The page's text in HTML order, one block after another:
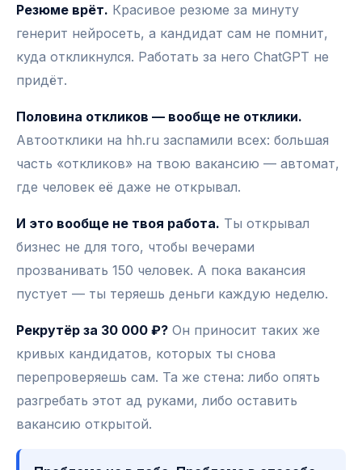
Резюме врёт. Красивое резюме за минуту
генерит нейросеть, а кандидат сам не помнит,
куда откликнулся. Работать за него ChatGPT не
придёт.
Половина откликов — вообще не отклики.
Автоотклики на hh.ru заспамили всех: большая
часть «откликов» на твою вакансию — автомат,
где человек её даже не открывал.
И это вообще не твоя работа. Ты открывал
бизнес не для того, чтобы вечерами
прозванивать 150 человек. А пока вакансия
пустует — ты теряешь деньги каждую неделю.
Рекрутёр за 30 000 ₽? Он приносит таких же
кривых кандидатов, которых ты снова
перепроверяешь сам. Та же стена: либо опять
разгребать этот ад руками, либо оставить
вакансию открытой.